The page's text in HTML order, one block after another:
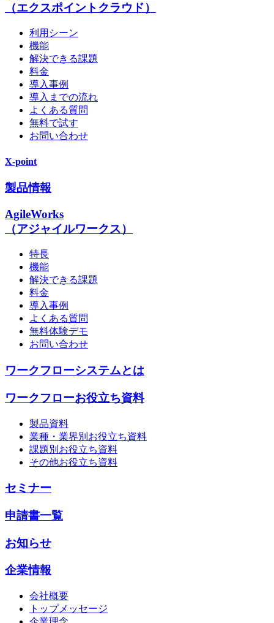
（エクスポイントクラウド）
利用シーン
機能
解決できる課題
料金
導入事例
導入までの流れ
よくある質問
無料で試す
お問い合わせ
X-point
製品情報
AgileWorks
（アジャイルワークス）
特長
機能
解決できる課題
料金
導入事例
よくある質問
無料体験デモ
お問い合わせ
ワークフローシステムとは
ワークフローお役立ち資料
製品資料
業種・業界別お役立ち資料
課題別お役立ち資料
その他お役立ち資料
セミナー
申請書一覧
お知らせ
企業情報
会社概要
トップメッセージ